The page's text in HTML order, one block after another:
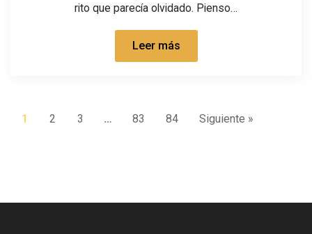
rito que parecía olvidado. Pienso…
Leer más
1 2 3 … 83 84 Siguiente »